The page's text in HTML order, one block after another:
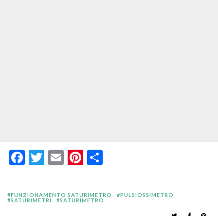
Facebook
Twitter
EmailPinterest
FUNZIONAMENTO SATURIMETRO
PULSIOSSIMETRO
SATURIMETRI
SATURIMETRO